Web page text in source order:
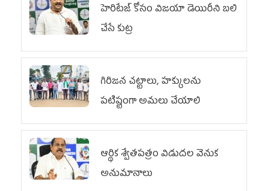
హెరిటేజ్ కోసం విజయా డెయిరీని బలి
చేసే కుట్ర‌
గిరిజన చట్టాలు, హక్కులను
పటిష్టంగా అమలు చేయాలి
ఆర్థిక శ్వేతపత్రం విడుదల వెనుక
అనుమానాలు